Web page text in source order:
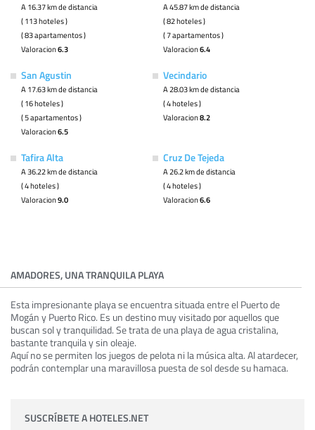
A 16.37 km de distancia
( 113 hoteles )
( 83 apartamentos )
Valoracion6.3
A 45.87 km de distancia
( 82 hoteles )
( 7 apartamentos )
Valoracion6.4
San Agustin
A 17.63 km de distancia
( 16 hoteles )
( 5 apartamentos )
Valoracion6.5
Vecindario
A 28.03 km de distancia
( 4 hoteles )
Valoracion8.2
Tafira Alta
A 36.22 km de distancia
( 4 hoteles )
Valoracion9.0
Cruz De Tejeda
A 26.2 km de distancia
( 4 hoteles )
Valoracion6.6
AMADORES, UNA TRANQUILA PLAYA
Esta impresionante playa se encuentra situada entre el Puerto de
Mogán y Puerto Rico. Es un destino muy visitado por aquellos que
buscan sol y tranquilidad. Se trata de una playa de agua cristalina,
bastante tranquila y sin oleaje.
Aquí no se permiten los juegos de pelota ni la música alta. Al atardecer,
podrán contemplar una maravillosa puesta de sol desde su hamaca.
SUSCRÍBETE A HOTELES.NET